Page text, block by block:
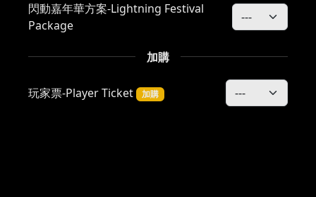
閃動嘉年華方案-Lightning Festival
Package
加購
玩家票-Player Ticket 加購